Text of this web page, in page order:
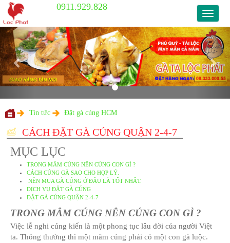
0911.929.828
Previous
Tin tức Đặt gà cúng HCM
CÁCH ĐẶT GÀ CÚNG QUẬN 2-
MỤC LỤC
CÁCH CÚNG GÀ SAO CHO HỢP LÝ.
NÊN MUA GÀ CÚNG Ở ĐÂU LÀ TỐT NHẤT.
DỊCH VỤ ĐẶT GÀ CÚNG